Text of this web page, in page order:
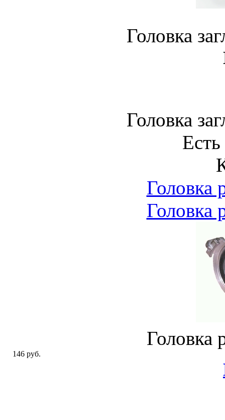
Головка
Головка
Головка
Головка
Головка
146 руб.